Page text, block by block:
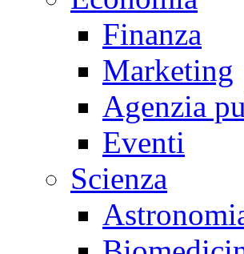
Finanza
Marketing
Agenzia
Eventi
Scienza